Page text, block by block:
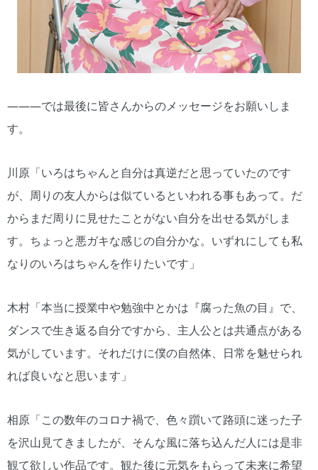
―――では最後に皆さんからのメッセージをお願いしま
す。
川原「いろはちゃんと自分は真逆だと思っていたのです
が、周りの友人からは似ているといわれる事もあって。だ
からまだ周りに見せたことがない自分を出せる気がしま
す。ちょっと悪ガキな感じの自分かな。いずれにしても私
なりのいろはちゃんを作りたいです」
木村「本当に授業中や勉強中とかは『腐った魚の目』で、
ダンスで生き返る自分ですから、主人公とは共通点がある
気がしています。それだけに僕の自然体、日常を魅せられ
れば良いなと思います」
相原「この数年のコロナ禍で、色々躓いて路頭に迷った子
を沢山見てきましたが、そんな風に落ち込んだ人には是非
観て欲しい作品です。観た後に元気をもらって未来に希望